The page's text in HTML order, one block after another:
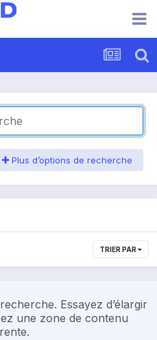
Plus d’options de recherche
TRIER PAR
Essayez d’élargir
une zone de contenu